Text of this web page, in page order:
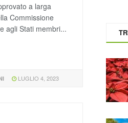
a larga
Commissione
agli Stati membri...
LUGLIO 4, 2023